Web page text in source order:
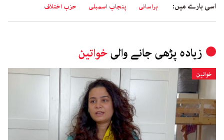
اسی بارے میں: ہراسانی پنجاب اسمبلی حزب اختلاف
زیادہ پڑھی جانے والیخواتین
خواتین